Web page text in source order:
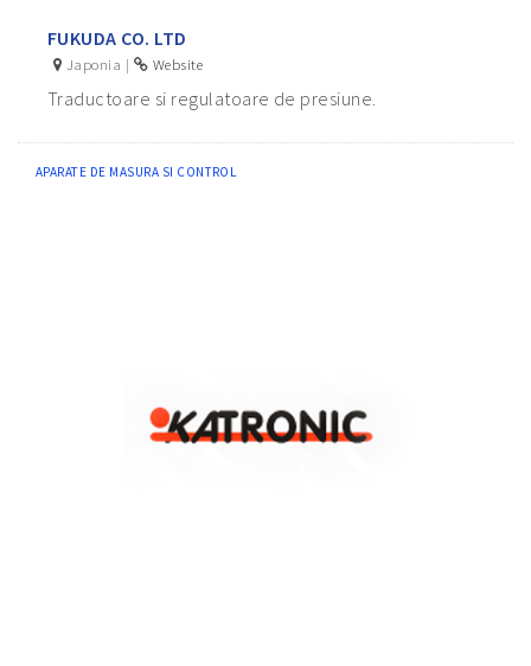
FUKUDA CO. LTD
Japonia | Website
Traductoare si regulatoare de presiune.
APARATE DE MASURA SI CONTROL